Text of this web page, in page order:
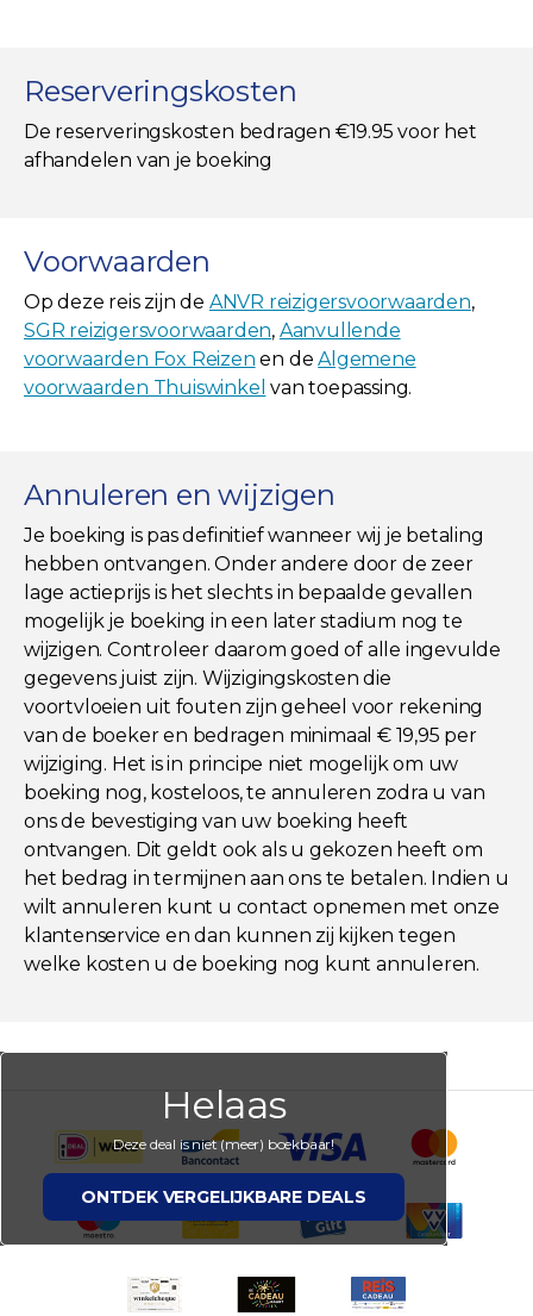
Reserveringskosten
De reserveringskosten bedragen €19.95 voor het
afhandelen van je boeking
Voorwaarden
Op deze reis zijn de ANVR reizigersvoorwaarden,
SGR reizigersvoorwaarden, Aanvullende
voorwaarden Fox Reizen en deAlgemene
voorwaarden Thuiswinkel van toepassing.
Annuleren en wijzigen
Je boeking is pas definitief wanneer wij je betaling
hebben ontvangen. Onder andere door de zeer
lage actieprijs is het slechts in bepaalde gevallen
mogelijk je boeking in een later stadium nog te
wijzigen. Controleer daarom goed of alle ingevulde
gegevens juist zijn. Wijzigingskosten die
voortvloeien uit fouten zijn geheel voor rekening
van de boeker en bedragen minimaal € 19,95 per
wijziging. Het is in principe niet mogelijk om uw
boeking nog, kosteloos, te annuleren zodra u van
ons de bevestiging van uw boeking heeft
ontvangen. Dit geldt ook als u gekozen heeft om
het bedrag in termijnen aan ons te betalen. Indien u
wilt annuleren kunt u contact opnemen met onze
klantenservice en dan kunnen zij kijken tegen
welke kosten u de boeking nog kunt annuleren.
Helaas
Deze deal is niet (meer) boekbaar!
ONTDEK VERGELIJKBARE DEALS